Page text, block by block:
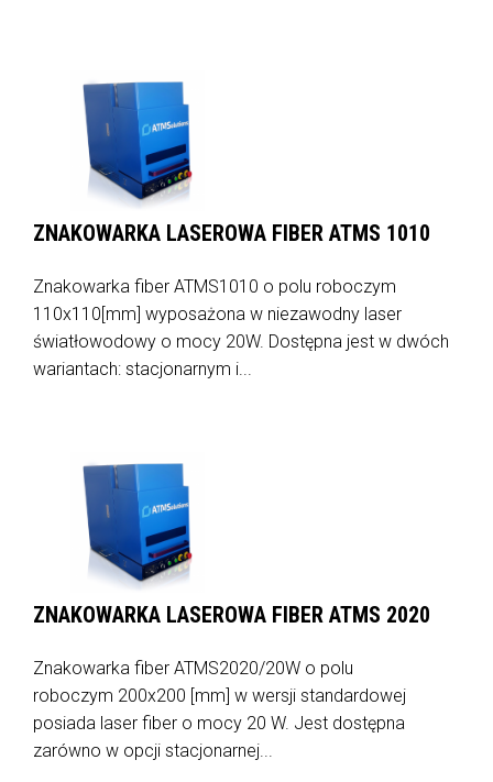
ZNAKOWARKA LASEROWA FIBER ATMS 1010
Znakowarka fiber ATMS1010 o polu roboczym
110x110[mm] wyposażona w niezawodny laser
światłowodowy o mocy 20W. Dostępna jest w dwóch
wariantach: stacjonarnym i...
ZNAKOWARKA LASEROWA FIBER ATMS 2020
Znakowarka fiber ATMS2020/20W o polu
roboczym 200x200 [mm] w wersji standardowej
posiada laser fiber o mocy 20 W. Jest dostępna
zarówno w opcji stacjonarnej...